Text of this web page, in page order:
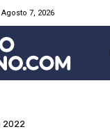
7, 2026
2022